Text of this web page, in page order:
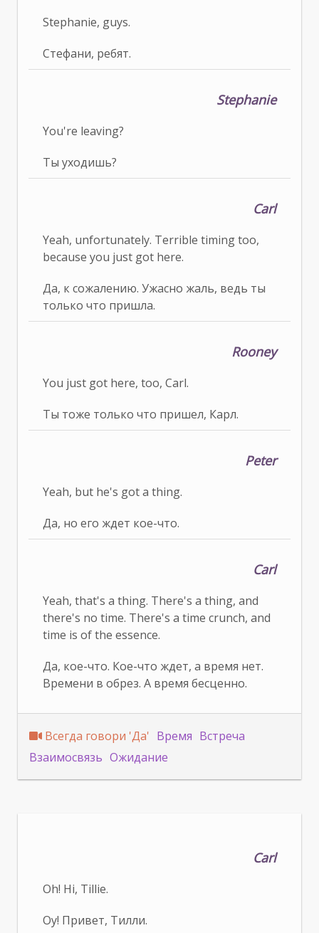
Stephanie, guys.
Стефани, ребят.
Stephanie
You're leaving?
Ты уходишь?
Carl
Yeah, unfortunately. Terrible timing too,
because you just got here.
Да, к сожалению. Ужасно жаль, ведь ты
только что пришла.
Rooney
You just got here, too, Carl.
Ты тоже только что пришел, Карл.
Peter
Yeah, but he's got a thing.
Да, но его ждет кое-что.
Carl
Yeah, that's a thing. There's a thing, and
there's no time. There's a time crunch, and
time is of the essence.
Да, кое-что. Кое-что ждет, а время нет.
Времени в обрез. А время бесценно.
Всегда говори 'Да' Время Встреча
Взаимосвязь Ожидание
Carl
Oh! Hi, Tillie.
Оу! Привет, Тилли.